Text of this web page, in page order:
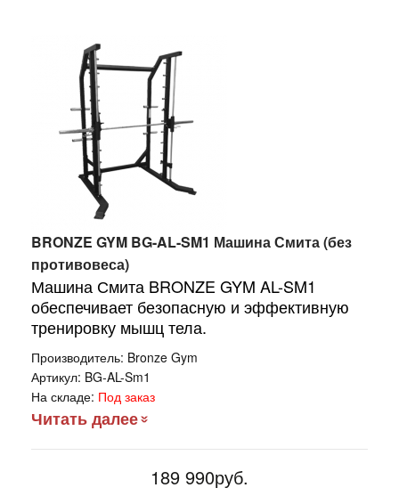
BRONZE GYM BG-AL-SM1 Машина Смита (без
противовеса)
Машина Смита BRONZE GYM AL-SM1
обеспечивает безопасную и эффективную
тренировку мышц тела.
Производитель: Bronze Gym
Артикул: BG-AL-Sm1
На складе: Под заказ
Читать далее
189 990руб.